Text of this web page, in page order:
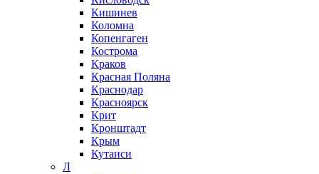
Кишинев
Коломна
Копенгаген
Кострома
Краков
Красная Поляна
Краснодар
Красноярск
Крит
Кронштадт
Крым
Кутаиси
Л